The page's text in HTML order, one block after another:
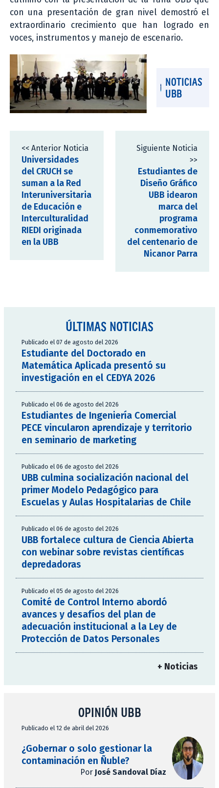
con una presentación de gran nivel demostró el
extraordinario crecimiento que han logrado en
voces, instrumentos y manejo de escenario.
NOTICIAS
UBB
<< Anterior Noticia
Universidades
del CRUCH se
suman a la Red
Interuniversitaria
de Educación e
Interculturalidad
RIEDI originada
en la UBB
Siguiente Noticia
>>
Estudiantes de
Diseño Gráfico
UBB idearon
marca del
programa
conmemorativo
del centenario de
Nicanor Parra
ÚLTIMAS NOTICIAS
Publicado el 07 de agosto del 2026
Estudiante del Doctorado en
Matemática Aplicada presentó su
investigación en el CEDYA 2026
Publicado el 06 de agosto del 2026
Estudiantes de Ingeniería Comercial
PECE vincularon aprendizaje y territorio
en seminario de marketing
Publicado el 06 de agosto del 2026
UBB culmina socialización nacional del
primer Modelo Pedagógico para
Escuelas y Aulas Hospitalarias de Chile
Publicado el 06 de agosto del 2026
UBB fortalece cultura de Ciencia Abierta
con webinar sobre revistas científicas
depredadoras
Publicado el 05 de agosto del 2026
Comité de Control Interno abordó
avances y desafíos del plan de
adecuación institucional a la Ley de
Protección de Datos Personales
+ Noticias
OPINIÓN UBB
Publicado el 12 de abril del 2026
¿Gobernar o solo gestionar la
contaminación en Ñuble?
Por José Sandoval Díaz